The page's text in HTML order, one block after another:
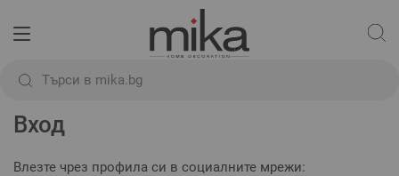
Начало Вход
Вход
Влезте чрез профила си в социалните мрежи: